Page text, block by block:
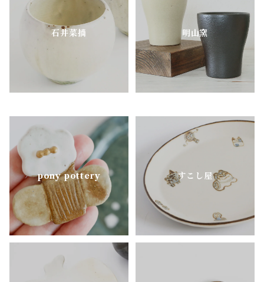
nagusa
OKAMA Studio
pony pottery
石井菜摘 明山窯
pony pottery すこし屋